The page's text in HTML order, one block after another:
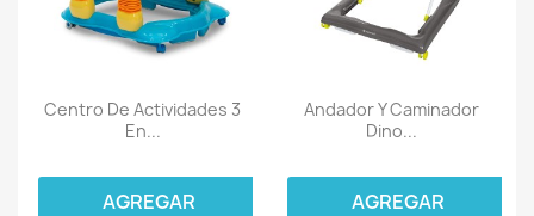
Centro De Actividades 3
En...
AGREGAR
Andador Y Caminador
Dino...
AGREGAR